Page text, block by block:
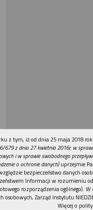
z tym, iż od dnia 25 maja 2018
679 z dnia 27 kwietnia 2016r. w
i w sprawie swobodnego
o ochronie danych)uprzejmie
bezpieczeństwo danych
Informacji w rozumieniu
rozporządzenia ogólnego).
osobowych, Zarząd Instytutu
Więcej o